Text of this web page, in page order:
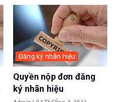
Đăng ký nhãn hiệu
Quyền nộp đơn đăng
ký nhãn hiệu